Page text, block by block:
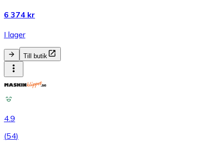
6 374 kr
I lager
Till butik
4.9
(54)